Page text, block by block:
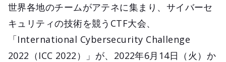
世界各地のチームがアテネに集まり、サイバーセ
キュリティの技術を競うCTF大会、
「International Cybersecurity Challenge
2022（ICC 2022）」が、2022年6月14日（火）か